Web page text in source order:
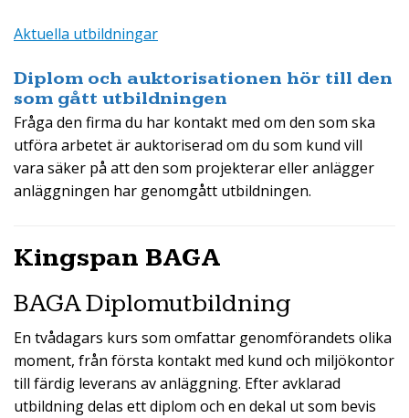
Aktuella utbildningar
Diplom och auktorisationen hör till den
som gått utbildningen
Fråga den firma du har kontakt med om den som ska
utföra arbetet är auktoriserad om du som kund vill
vara säker på att den som projekterar eller anlägger
anläggningen har genomgått utbildningen.
Kingspan BAGA
BAGA Diplomutbildning
En tvådagars kurs som omfattar genomförandets olika
moment, från första kontakt med kund och miljökontor
till färdig leverans av anläggning. Efter avklarad
utbildning delas ett diplom och en dekal ut som bevis